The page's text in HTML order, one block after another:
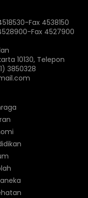
Fax 4538150
Fax 4527900
10130, Telepon
3850328